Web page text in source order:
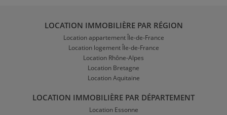
LOCATION IMMOBILIÈRE PAR RÉGION
Location appartement Île-de-France
Location logement Île-de-France
Location Rhône-Alpes
Location Bretagne
Location Aquitaine
LOCATION IMMOBILIÈRE PAR DÉPARTEMENT
Location Essonne